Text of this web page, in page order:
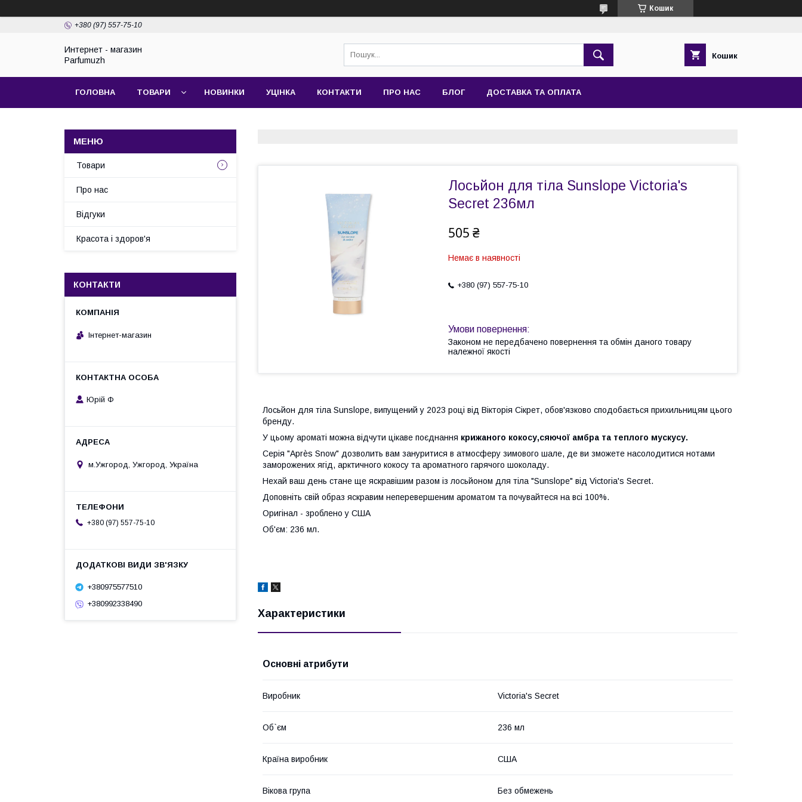
Кошик
+380 (97) 557-75-10
Интернет - магазин
Parfumuzh
Кошик
ГОЛОВНА ТОВАРИ НОВИНКИ УЦІНКА КОНТАКТИ ПРО НАС БЛОГ ДОСТАВКА ТА ОПЛАТА
Лосьйон для тіла Sunslope Victoria's
Secret 236мл
505 ₴
Немає в наявності
+380 (97) 557-75-10
Законом не передбачено повернення та обмін даного товару
належної якості
Лосьйон для тіла Sunslope, випущений у 2023 році від Вікторія Сікрет, обов'язково сподобається прихильницям цього
бренду.
У цьому ароматі можна відчути цікаве поєднання крижаного кокосу,сяючої амбра та теплого мускусу.
Серія "Après Snow" дозволить вам зануритися в атмосферу зимового шале, де ви зможете насолодитися нотами
заморожених ягід, арктичного кокосу та ароматного гарячого шоколаду.
Нехай ваш день стане ще яскравішим разом із лосьйоном для тіла "Sunslope" від Victoria's Secret.
Доповніть свій образ яскравим неперевершеним ароматом та почувайтеся на всі 100%.
Оригінал - зроблено у США
Об'єм: 236 мл.
Характеристики
Основні атрибути
Виробник Victoria's Secret
Об`єм 236 мл
Країна виробник США
Вікова група Без обмежень
Товари
Про нас
Відгуки
Красота і здоров'я
КОНТАКТИ
Інтернет-магазин
Юрій Ф
м.Ужгород, Ужгород, Україна
+380 (97) 557-75-10
+380975577510
+380992338490